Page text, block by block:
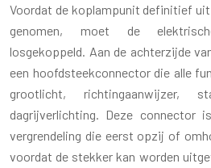
Voordat de koplampunit definitief uit
genomen, moet de
losgekoppeld. Aan de achterzijde
een hoofdsteekconnector die alle
grootlicht, richtingaanwijzer,
dagrijverlichting. Deze connector
vergrendeling die eerst opzij of
voordat de stekker kan worden